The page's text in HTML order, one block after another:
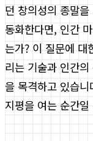
던 창의성의 종말
동화한다면, 인간
는가? 이 질문에 대
리는 기술과 인간
을 목격하고 있습
지평을 여는 순간